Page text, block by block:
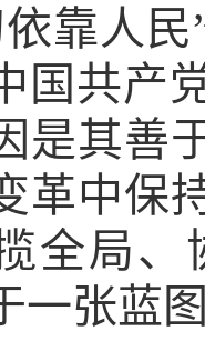
依靠人
共产
是其善
革中保
全局、
一张蓝